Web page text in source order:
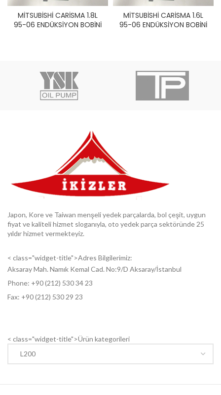
MİTSUBİSHİ CARİSMA 1.8L
95-06 ENDÜKSİYON BOBİNİ
MİTSUBİSHİ CARİSMA 1.6L
95-06 ENDÜKSİYON BOBİNİ
Japon, Kore ve Taiwan menşeli yedek parçalarda, bol çeşit, uygun
fiyat ve kaliteli hizmet sloganıyla, oto yedek parça sektöründe 25
yıldır hizmet vermekteyiz.
< class="widget-title">Adres Bilgilerimiz:
Aksaray Mah. Namık Kemal Cad. No:9/D Aksaray/İstanbul
Phone: +90 (212) 530 34 23
Fax: +90 (212) 530 29 23
< class="widget-title">Ürün kategorileri